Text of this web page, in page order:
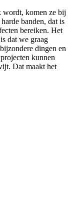
komen ze bij
banden, dat is
bereiken. Het
dat we graag
dingen en
kunnen
Dat maakt het